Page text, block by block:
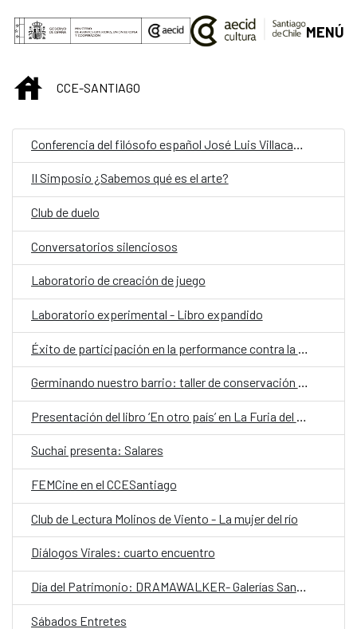
Saltar al contenido principal
MENÚ
INICIOCCE-SANTIAGO
Conferencia del filósofo español José Luis Villacañas: La Escuela de Madrid
II Simposio ¿Sabemos qué es el arte?
Club de duelo
Conversatorios silenciosos
Laboratorio de creación de juego
Laboratorio experimental - Libro expandido
Germinando nuestro barrio: taller de conservación de alimentos
Presentación del libro ‘En otro país’ en La Furia del Libro de invierno
Suchai presenta: Salares
FEMCine en el CCESantiago
Club de Lectura Molinos de Viento - La mujer del río
Diálogos Virales: cuarto encuentro
Día del Patrimonio: DRAMAWALKER- Galerías Santiago Centro
Sábados Entretes